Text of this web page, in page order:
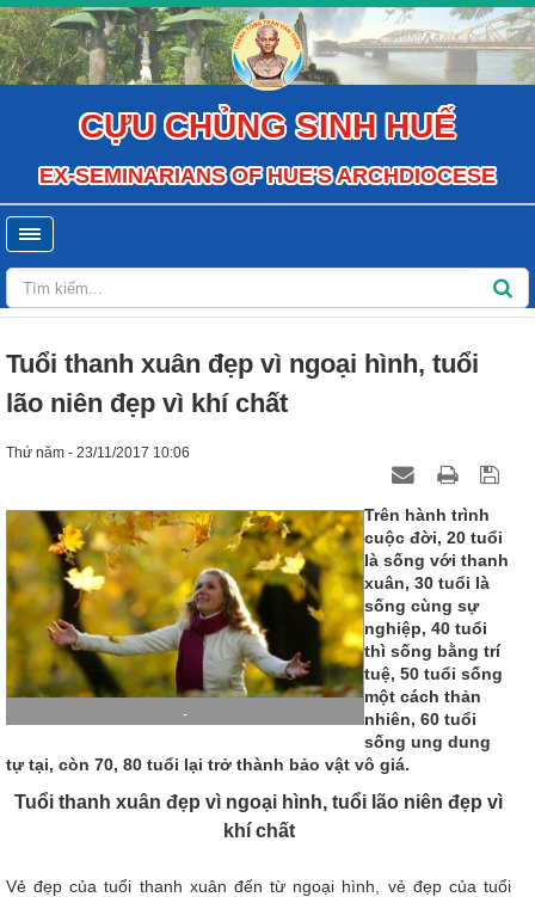
CỰU CHỦNG SINH HUẾ
EX-SEMINARIANS OF HUE'S ARCHDIOCESE
Tuổi thanh xuân đẹp vì ngoại hình, tuổi
lão niên đẹp vì khí chất
Thứ năm - 23/11/2017 10:06
-
Trên hành trình
cuộc đời, 20 tuổi
là sống với thanh
xuân, 30 tuổi là
sống cùng sự
nghiệp, 40 tuổi
thì sống bằng trí
tuệ, 50 tuổi sống
một cách thản
nhiên, 60 tuổi
sống ung dung
tự tại, còn 70, 80 tuổi lại trở thành bảo vật vô giá.
Tuổi thanh xuân đẹp vì ngoại hình, tuổi lão niên đẹp vì
khí chất
Vẻ đẹp của tuổi thanh xuân đến từ ngoại hình, vẻ đẹp của tuổi